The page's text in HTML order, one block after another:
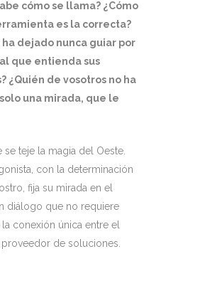
cómo se llama? ¿Cómo
es la correcta?
ha dejado nunca guiar por
que entienda sus
¿Quién de vosotros no ha
una mirada, que le
teje la magia del Oeste.
con la determinación
fija su mirada en el
diálogo que no requiere
conexión única entre el
de soluciones.